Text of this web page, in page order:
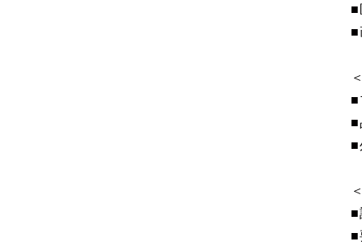
■
■
■
■
■
■
■